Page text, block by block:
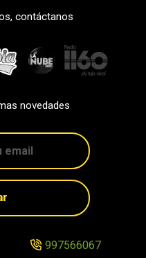
contáctanos
novedades
997566067